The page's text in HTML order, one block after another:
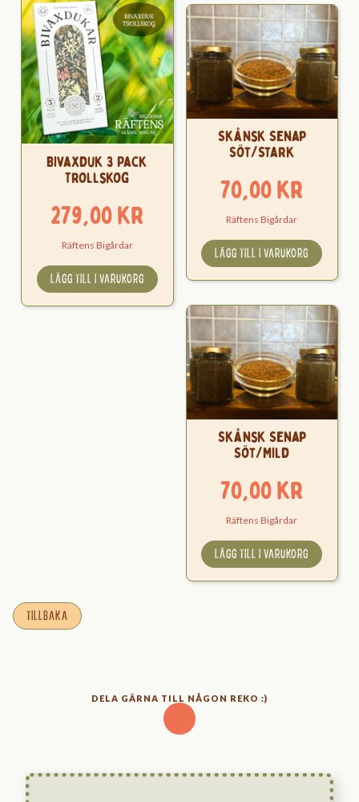
Bivaxduk 3 Pack
Trollskog
279,00kr
Räftens Bigårdar
LÄGG TILL I VARUKORG
Skånsk Senap
Söt/Stark
70,00kr
Räftens Bigårdar
LÄGG TILL I VARUKORG
Skånsk Senap
Söt/Mild
70,00kr
Räftens Bigårdar
LÄGG TILL I VARUKORG
TILLBAKA
DELA GÄRNA TILL NÅGON REKO :)